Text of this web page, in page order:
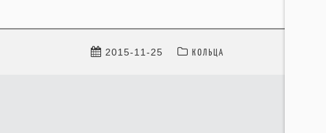
2015-11-25 КОЛЬЦА